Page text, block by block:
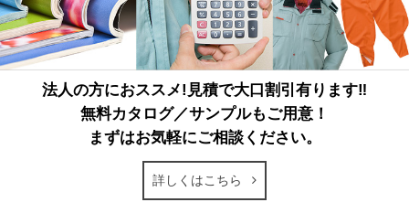
法人の方におススメ!見積で大口割引有ります‼
無料カタログ／サンプルもご用意！
まずはお気軽にご相談ください。
詳しくはこちら